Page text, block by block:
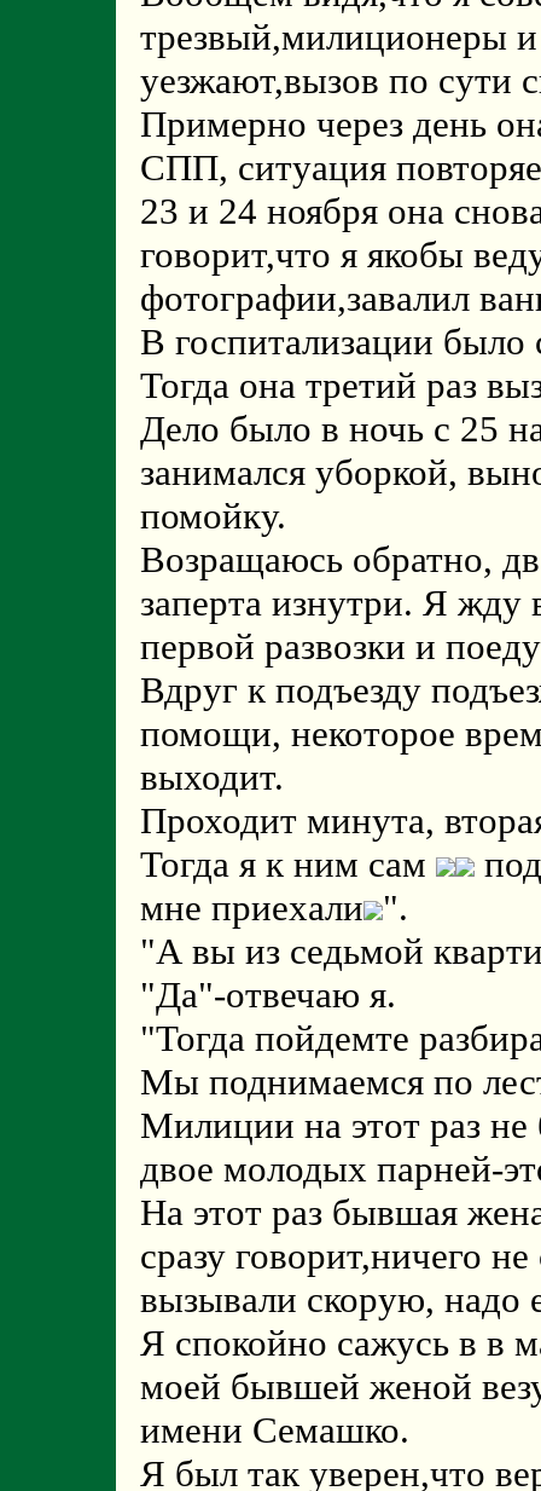
трезвый,милиционеры
уезжают,вызов по сути
Примерно через день
СПП, ситуация
23 и 24 ноября она
говорит,что я якобы
фотографии,завалил
В госпитализации было
Тогда она третий раз
Дело было в ночь с 25
занимался уборкой,
помойку.
Возращаюсь обратно,
заперта изнутри. Я жду
первой развозки и
Вдруг к подъезду
помощи, некоторое
выходит.
Проходит минута,
Тогда я к ним сам
мне приехали ".
"А вы из седьмой
"Да"-отвечаю я.
"Тогда пойдемте
Мы поднимаемся по
Милиции на этот раз
двое молодых парней-
На этот раз бывшая
сразу говорит,ничего
вызывали скорую, надо
Я спокойно сажусь в в
моей бывшей женой
имени Семашко.
Я был так уверен,что